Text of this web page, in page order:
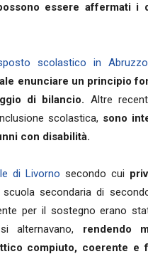
essere affermati i
scolastico in
enunciare un principio
di bilancio. Altre
scolastica, sono
con disabilità.
di Livorno secondo cui
secondaria di
per il sostegno erano
alternavano, rendendo
compiuto, coerente e